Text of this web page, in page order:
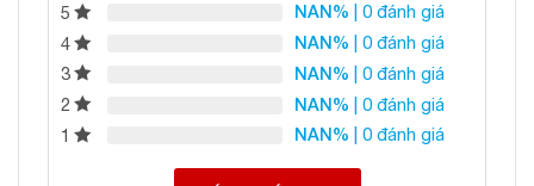
5 NAN% | 0 đánh giá
4
NAN% | 0 đánh giá
3
NAN% | 0 đánh giá
2
NAN% | 0 đánh giá
1
NAN% | 0 đánh giá